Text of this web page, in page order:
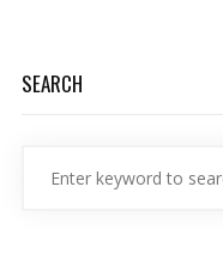
SEARCH